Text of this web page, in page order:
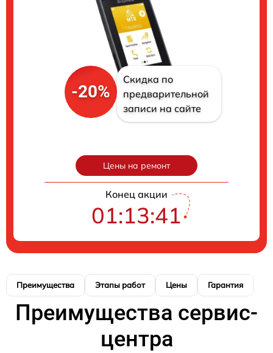
-20%
Скидка по
предварительной
записи на сайте
Цены на ремонт
Конец акции
01:13:40
Преимущества Этапы работ Цены Гарантия
Преимущества сервис-
центра